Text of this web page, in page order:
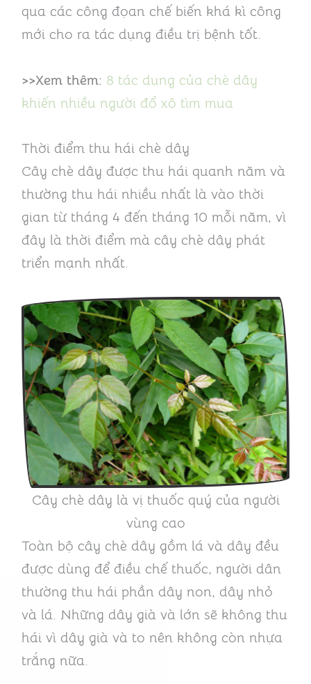
qua các công đọan chế biến khá kì công
mới cho ra tác dụng điều trị bệnh tốt.
>>Xem thêm: 8 tác dụng của chè dây
khiến nhiều người đổ xô tìm mua
Thời điểm thu hái chè dây
Cây chè dây được thu hái quanh năm và
thường thu hái nhiều nhất là vào thời
gian từ tháng 4 đến tháng 10 mỗi năm, vì
đây là thời điểm mà cây chè dây phát
triển mạnh nhất.
Cây chè dây là vị thuốc quý của người
vùng cao
Toàn bộ cây chè dây gồm lá và dây đều
được dùng để điều chế thuốc, người dân
thường thu hái phần dây non, dây nhỏ
và lá. Những dây già và lớn sẽ không thu
hái vì dây già và to nên không còn nhựa
trắng nữa.